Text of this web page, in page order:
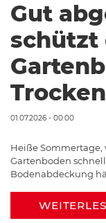
Gut
schützt
01.07.2026 - 00:00
Heiße Sommertage,
Gartenboden
Bodenabdeckung